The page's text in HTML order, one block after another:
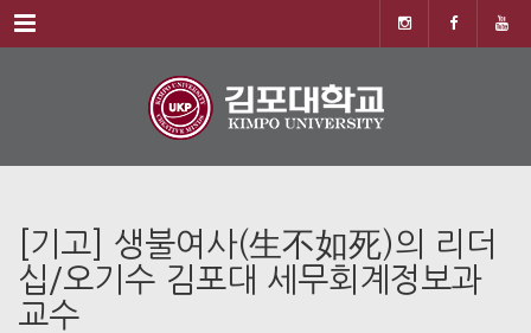
Menu
[기고] 생불여사(生不如死)의 리더
십/오기수 김포대 세무회계정보과
교수